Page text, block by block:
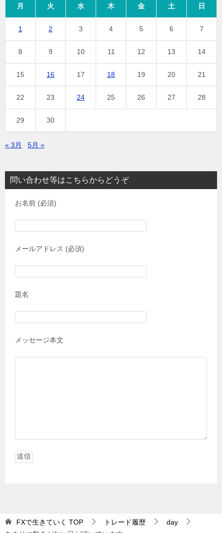
月 火 水 木 金 土 日
1 2 3 4 5 6 7
8 9 10 11 12 13 14
15 16 17 18 19 20 21
22 23 24 25 26 27 28
29 30
« 3月 5月 »
問い合わせ等はこちらからどうぞ
お名前 (必須)
メールアドレス (必須)
題名
メッセージ本文
FXで生きていく TOP トレード履歴
day